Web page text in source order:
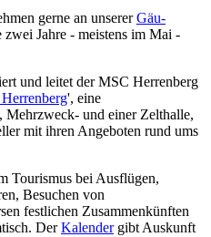
gerne an unsererGäu-
Jahre - meistens im Mai -
und leitet der MSC Herrenberg
', eine
Mehrzweck- und einer Zelthalle,
mit ihren Angeboten rund ums
Tourismus bei Ausflügen,
Besuchen von
festlichen Zusammenkünften
DerKalendergibt Auskunft